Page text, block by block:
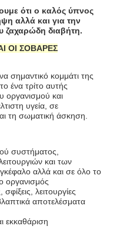
ότι ο καλός ύπνος
αλλά και για την
ζαχαρώδη διαβήτη.
ΟΙ ΣΟΒΑΡΕΣ
σημαντικό κομμάτι της
ένα τρίτο αυτής
οργανισμού και
υγεία, σε
τη σωματική άσκηση.
συστήματος,
και των
αλλά και σε όλο το
οργανισμός
λειτουργίες
αποτελέσματα
εκκαθάριση